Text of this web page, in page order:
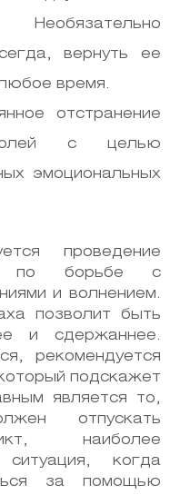
вернуть ее
время.
отстранение
с целью
эмоциональных
проведение
по борьбе с
и волнением.
позволит быть
и сдержаннее.
рекомендуется
подскажет
является то,
отпускать
наиболее
ситуация, когда
за помощью